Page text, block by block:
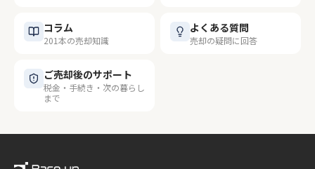
コラム
201本の売却知識
よくある質問
売却の疑問に回答
ご売却後のサポート
税金・手続き・次の暮らし
まで